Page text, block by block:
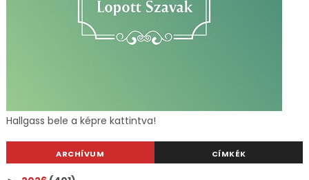
Hallgass bele a képre kattintva!
ARCHÍVUM CÍMKÉK